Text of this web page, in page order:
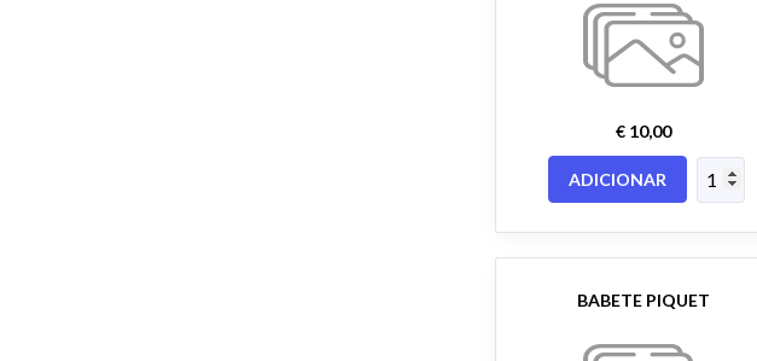
€ 10,00
ADICIONAR
BABETE PIQUET